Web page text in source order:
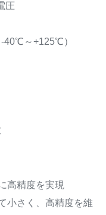
圧
40℃～+125℃）
高精度を実現
小さく、高精度を維